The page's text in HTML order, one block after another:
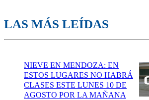
LAS MÁS LEÍDAS
NIEVE EN MENDOZA: EN
ESTOS LUGARES NO HABRÁ
CLASES ESTE LUNES 10 DE
AGOSTO POR LA MAÑANA